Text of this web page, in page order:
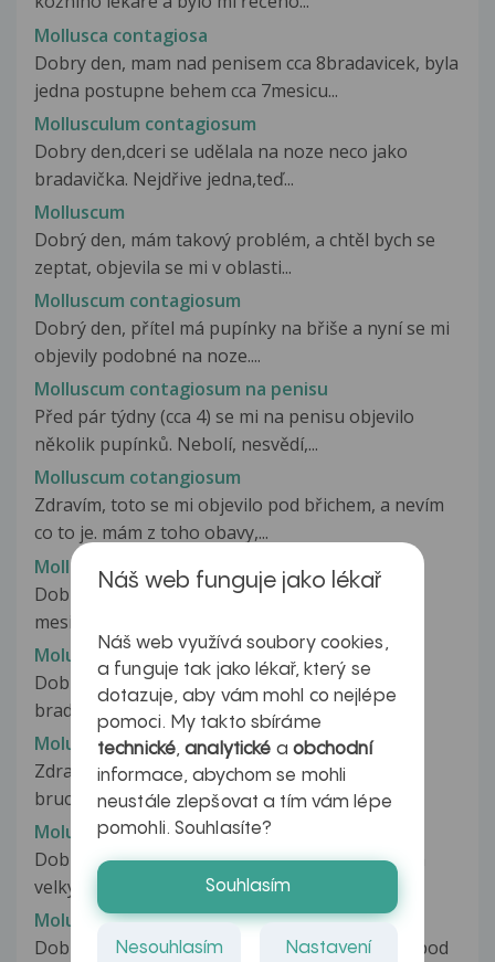
Mollusca contagiosa
Dobry den, mam nad penisem cca 8bradavicek, byla
jedna postupne behem cca 7mesicu...
Mollusculum contagiosum
Dobry den,dceri se udělala na noze neco jako
bradavička. Nejdřive jedna,teď...
Molluscum
Dobrý den, mám takový problém, a chtěl bych se
zeptat, objevila se mi v oblasti...
Molluscum contagiosum
Dobrý den, přítel má pupínky na břiše a nyní se mi
objevily podobné na noze....
Molluscum contagiosum na penisu
Před pár týdny (cca 4) se mi na penisu objevilo
několik pupínků. Nebolí, nesvědí,...
Molluscum cotangiosum
Zdravím, toto se mi objevilo pod břichem, a nevím
co to je. mám z toho obavy,...
Molluska
Dobry den, Jsem v 15t tehotenstvi. Cca pred
mesicem a pul se po oholeni priteli,...
Molusca
Dobrý den, minulý rok jsem byl na vypálení
bradavic na pravé noze, jedna na...
Molusca
Zdravím, už asi 6 týždnov mám v oblasti pod
bruchom vyrážky. Nikdy predtým som...
Molusca
Dobrý den, v šestinedělí se mi na genitáliích (na
velkých pyscích) udělalo asi...
Molusca contagiosa
Dobrý den, synovi 5 let se před časem udělalo pod
Náš web funguje jako lékař
Náš web využívá soubory cookies,
a funguje tak jako lékař, který se
dotazuje, aby vám mohl co nejlépe
pomoci. My takto sbíráme
technické,analytické a obchodní
informace, abychom se mohli
neustále zlepšovat a tím vám lépe
pomohli. Souhlasíte?
Souhlasím
Nesouhlasím Nastavení